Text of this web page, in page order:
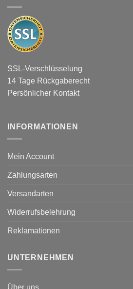
SSL-Verschlüsselung
14 Tage Rückgaberecht
Persönlicher Kontakt
INFORMATIONEN
Mein Account
Zahlungsarten
Versandarten
Widerrufsbelehrung
Reklamationen
UNTERNEHMEN
Über uns